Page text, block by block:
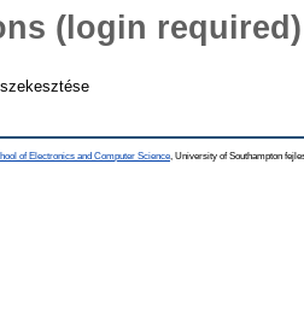
(login required)
of Electronics and Computer Science , University of Southampton